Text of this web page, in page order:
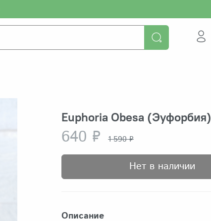
Euphoria Obesa (Эуфорбия)
640 ₽ 1 590 ₽
Нет в наличии
Описание